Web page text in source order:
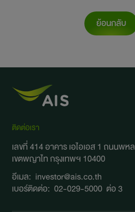
ย้อนกลับ
ติดต่อเรา
เลขที่ 414 อาคาร เอไอเอส 1 ถนนพห
เขตพญาไท กรุงเทพฯ 10400
อีเมล: investor@ais.co.th
เบอร์ติดต่อ: 02-029-5000 ต่อ 3